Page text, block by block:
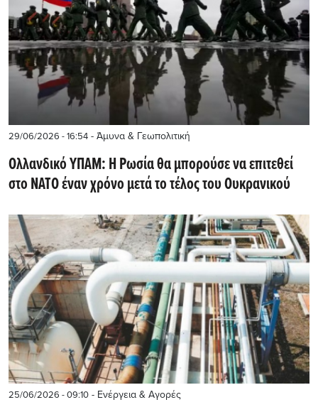
29/06/2026 - 16:54 - Άμυνα & Γεωπολιτική
Ολλανδικό ΥΠΑΜ: Η Ρωσία θα μπορούσε να επιτεθεί
στο ΝΑΤΟ έναν χρόνο μετά το τέλος του Ουκρανικού
25/06/2026 - 09:10 - Ενέργεια & Αγορές